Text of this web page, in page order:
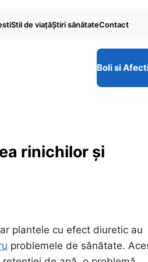
Stil de viaţăŞtiri sănătateContact
Boli si
rinichilor și
plantele cu efect diuretic au
problemele de sănătate.